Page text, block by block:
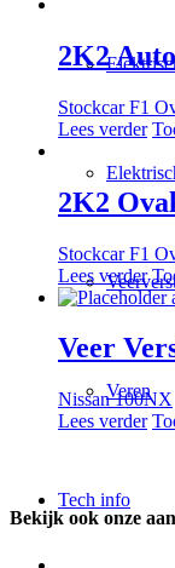
Veren
Tech info
2K2
Stockcar F1
Lees verder
2K2
Stockcar F1
Lees verder
Veer
Nissan 100NX
Lees verder
Bekijk ook onze